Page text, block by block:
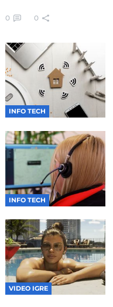
0 0
INFO TECH
INFO TECH
VIDEO IGRE